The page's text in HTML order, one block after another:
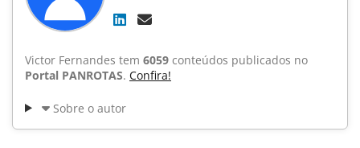
Victor Fernandes tem 6059 conteúdos publicados no
Portal PANROTAS. Confira!
Sobre o autor